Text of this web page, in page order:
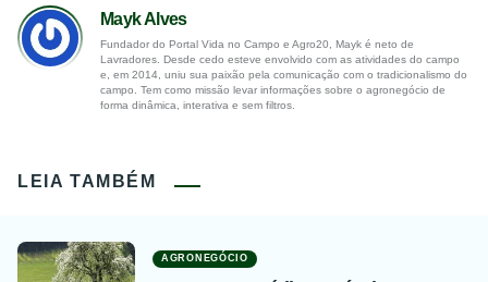
Mayk Alves
Fundador do Portal Vida no Campo e Agro20, Mayk é neto de
Lavradores. Desde cedo esteve envolvido com as atividades do campo
e, em 2014, uniu sua paixão pela comunicação com o tradicionalismo do
campo. Tem como missão levar informações sobre o agronegócio de
forma dinâmica, interativa e sem filtros.
LEIA TAMBÉM
AGRONEGÓCIO